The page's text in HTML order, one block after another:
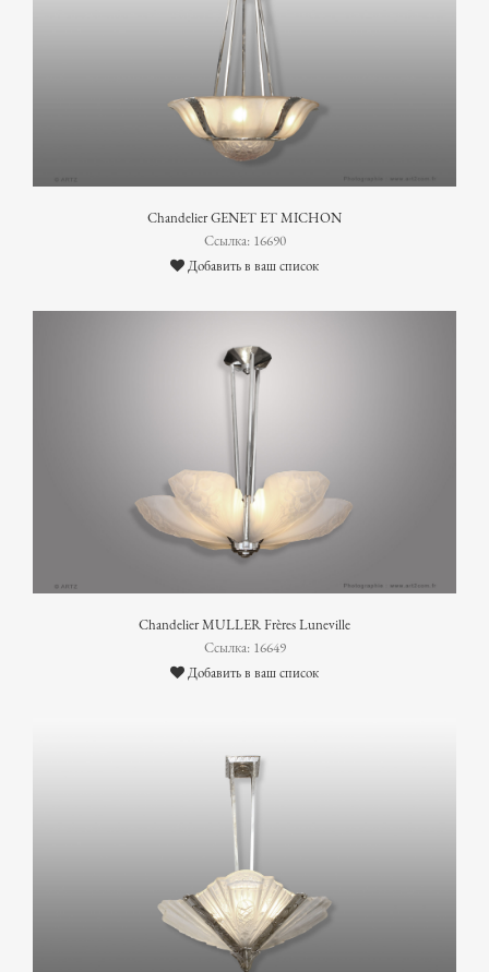
Chandelier GENET ET MICHON
Ссылка: 16690
Добавить в ваш список
Chandelier MULLER Frères Luneville
Ссылка: 16649
Добавить в ваш список